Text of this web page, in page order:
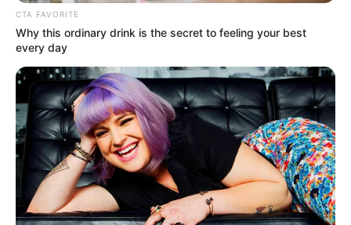
CTA FAVORITE
Why this ordinary drink is the secret to feeling your best
every day